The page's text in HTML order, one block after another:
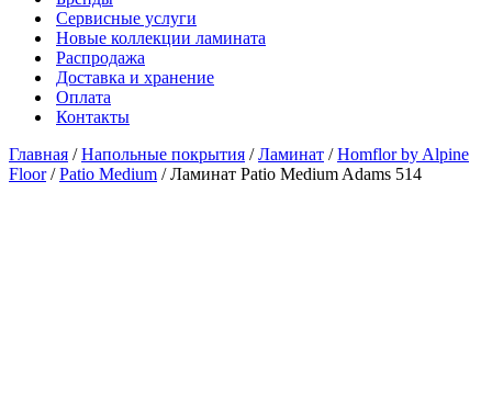
Сервисные услуги
Новые коллекции ламината
Распродажа
Доставка и хранение
Оплата
Контакты
Главная /Напольные покрытия /Ламинат /Homflor by Alpine
Floor/Patio Medium / Ламинат Patio Medium Adams 514